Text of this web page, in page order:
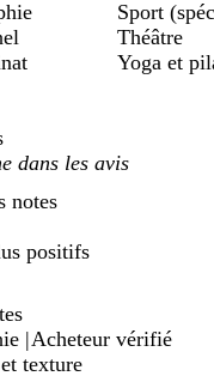
Sport
Théâtre
Yoga et
|Acheteur vérifié
texture